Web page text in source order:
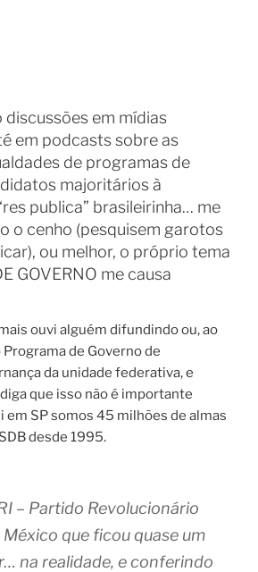
em mídias
em podcasts sobre as
de programas de
majoritários à
publica” brasileirinha… me
o cenho (pesquisem garotos
ou melhor, o próprio tema
GOVERNO me causa
ouvi alguém difundindo ou, ao
de Governo de
da unidade federativa, e
que isso não é importante
em SP somos 45 milhões de almas
desde 1995.
– Partido Revolucionário
que ficou quase um
na realidade, e conferindo